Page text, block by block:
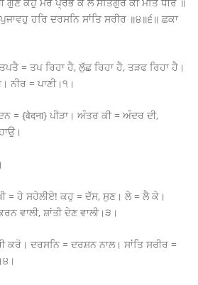
ਹਰਿ ਦਰਸਨਿ ਸਾਂਤਿ ਸਰੀਰ ॥੪॥੬॥ ਛਕਾ
= ਤਪ ਰਿਹਾ ਹੈ, ਲੁੱਛ ਰਿਹਾ ਹੈ, ਤੜਫ ਰਿਹਾ ਹੈ।
ਨੀਰ = ਪਾਣੀ।੧।
= {वेदना} ਪੀੜਾ। ਅੰਤਰ ਕੀ = ਅੰਦਰ ਦੀ,
= ਹੇ ਸਹੇਲੀਏ! ਕਹੁ = ਦੱਸ, ਸੁਣ। ਲੇ = ਲੈ ਕੇ।
ਵਾਲੀ, ਸ਼ਾਂਤੀ ਦੇਣ ਵਾਲੀ।੩।
ਕਰੋ। ਦਰਸਨਿ = ਦਰਸ਼ਨ ਨਾਲ। ਸਾਂਤਿ ਸਰੀਰ =